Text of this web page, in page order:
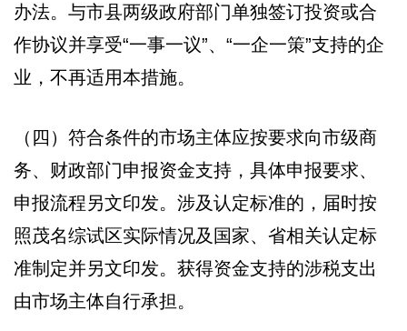
办法。与市县两级政府部门单独签订投资或合
作协议并享受“一事一议”、“一企一策”支持的企
业，不再适用本措施。
（四）符合条件的市场主体应按要求向市级商
务、财政部门申报资金支持，具体申报要求、
申报流程另文印发。涉及认定标准的，届时按
照茂名综试区实际情况及国家、省相关认定标
准制定并另文印发。获得资金支持的涉税支出
由市场主体自行承担。